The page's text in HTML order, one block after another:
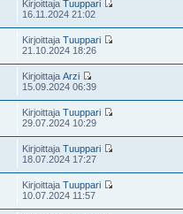
KirjoittajaTuuppari
16.11.2024 21:02
KirjoittajaTuuppari
21.10.2024 18:26
KirjoittajaArzi
15.09.2024 06:39
KirjoittajaTuuppari
29.07.2024 10:29
KirjoittajaTuuppari
18.07.2024 17:27
KirjoittajaTuuppari
10.07.2024 11:57